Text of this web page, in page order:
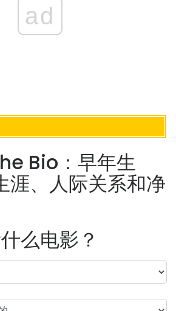
ad
Bio：早年生
涯、人际关系和净
么电影？